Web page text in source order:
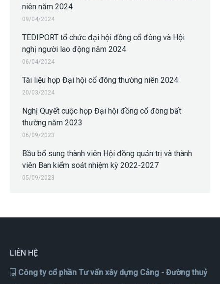
niên năm 2024
09/04/2024
TEDIPORT tổ chức đại hội đồng cổ đông và Hội
nghị người lao động năm 2024
06/04/2024
Tài liệu họp Đại hội cổ đông thường niên 2024
20/03/2024
Nghị Quyết cuộc họp Đại hội đồng cổ đông bất
thường năm 2023
06/09/2023
Bầu bổ sung thành viên Hội đồng quản trị và thành
viên Ban kiểm soát nhiệm kỳ 2022-2027
05/09/2023
LIÊN HỆ
Công ty cổ phần Tư vấn xây dựng Cảng - Đường thuỷ